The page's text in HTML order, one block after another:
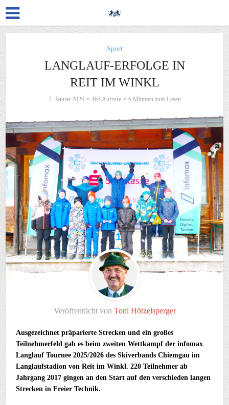
Sport
LANGLAUF-ERFOLGE IN
REIT IM WINKL
7. Januar 2026 464 Aufrufe 6 Minuten zum Lesen
Veröffentlicht von Toni Hötzelsperger
Ausgezeichnet präparierte Strecken und ein großes
Teilnehmerfeld gab es beim zweiten Wettkampf der infomax
Langlauf Tournee 2025/2026 des Skiverbands Chiemgau im
Langlaufstadion von Reit im Winkl. 220 Teilnehmer ab
Jahrgang 2017 gingen an den Start auf den verschieden langen
Strecken in Freier Technik.